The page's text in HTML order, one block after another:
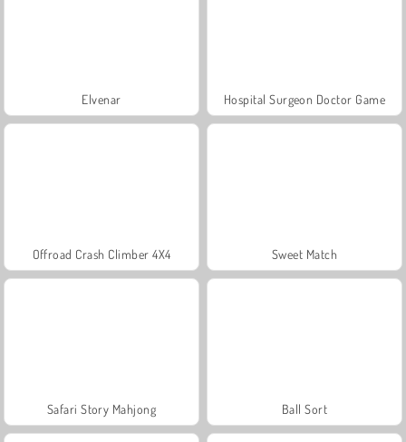
Elvenar Hospital Surgeon Doctor Game
Offroad Crash Climber 4X4 Sweet Match
Safari Story Mahjong Ball Sort